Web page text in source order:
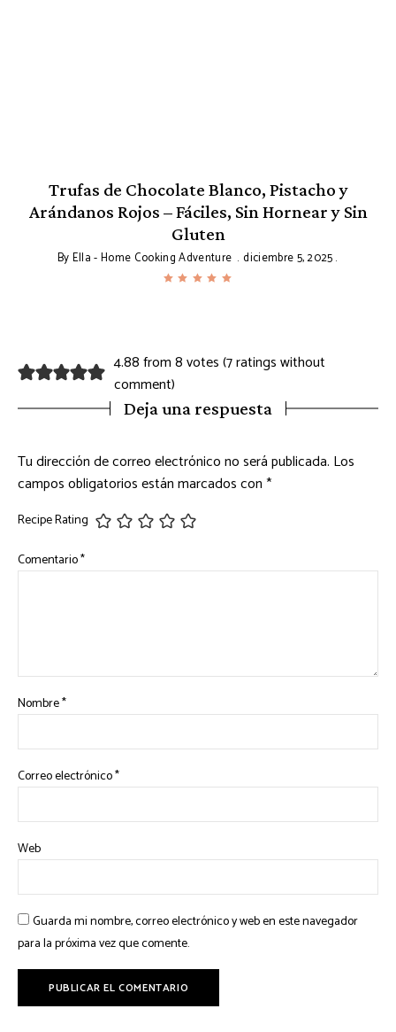
Trufas de Chocolate Blanco, Pistacho y
Arándanos Rojos – Fáciles, Sin Hornear y Sin
Gluten
ByElla - Home Cooking Adventure diciembre 5, 2025
4.88 from 8 votes (7 ratings without
comment)
Deja una respuesta
Tu dirección de correo electrónico no será publicada. Los
campos obligatorios están marcados con*
Recipe Rating
Comentario*
Nombre*
Correo electrónico*
Web
Guarda mi nombre, correo electrónico y web en este navegador
para la próxima vez que comente.